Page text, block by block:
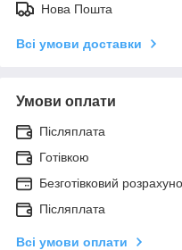
Нова Пошта
Всі умови доставки
Умови оплати
Післяплата
Готівкою
Безготівковий
Післяплата
Всі умови оплати